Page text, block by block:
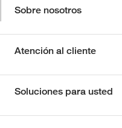
Sobre nosotros
Atención al cliente
Soluciones para usted